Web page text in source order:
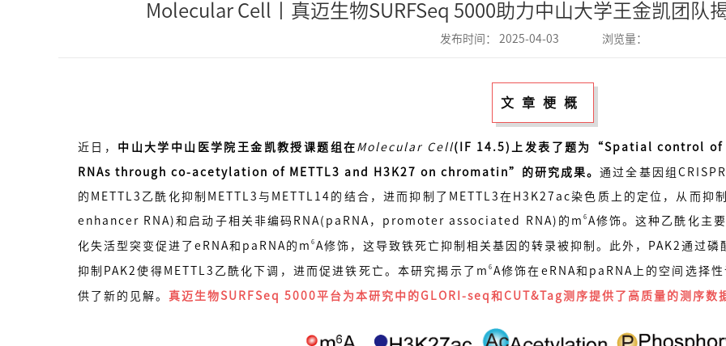
Molecular Cell丨真迈生物SURFSeq 5000助力中山大学王金凯团队
发布时间： 2025-04-03 浏览量：
文章梗概
近日， 中山大学中山医学院王金凯教授课题组在 Molecular Cell(IF 14.5)上发表了题为“Spatial control of
RNAs through co-acetylation of METTL3 and H3K27 on chromatin”的研究成果。通过全基因组
的METTL3乙酰化抑制METTL3与METTL14的结合，进而抑制了METTL3在H3K27ac染色质上的定位，从而抑
enhancer RNA)和启动子相关非编码RNA(paRNA，promoter associated RNA)的m 6 A修饰。这种乙酰化主
化失活型突变促进了eRNA和paRNA的m 6 A修饰，这导致铁死亡抑制相关基因的转录被抑制。此外，PAK2通过
抑制PAK2使得METTL3乙酰化下调，进而促进铁死亡。本研究揭示了m 6 A修饰在eRNA和paRNA上的空间选择
供了新的见解。 真迈生物SURFSeq 5000平台为本研究中的GLORI-seq和CUT&Tag测序提供了高质量的测序数